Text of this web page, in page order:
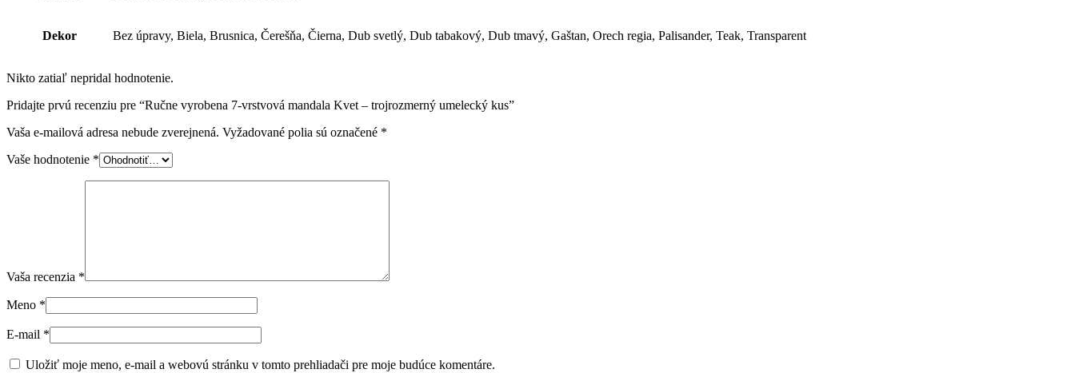
Dekor Bez úpravy, Biela, Brusnica, Čerešňa, Čierna, Dub svetlý, Dub tabakový, Dub tmavý, Gaštan, Orech regia, Palisander, Teak, Transparent
Nikto zatiaľ nepridal hodnotenie.
Pridajte prvú recenziu pre “Ručne vyrobena 7-vrstvová mandala Kvet – trojrozmerný umelecký kus”
Vaša e-mailová adresa nebude zverejnená. Vyžadované polia sú označené *
Vaše hodnotenie *
Vaša recenzia *
Meno *
E-mail *
Uložiť moje meno, e-mail a webovú stránku v tomto prehliadači pre moje budúce komentáre.